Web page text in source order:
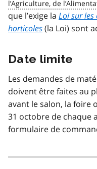
que l’exige la Loi sur
horticoles(la Loi) sont
Date limite
Les demandes de
doivent être faites au
avant le salon, la foire
31 octobre de chaque
formulaire de